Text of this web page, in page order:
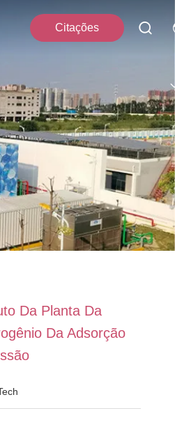
Citações
Da Planta Da
Da Adsorção